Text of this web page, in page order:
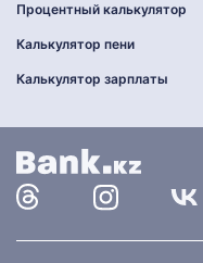
Процентный калькулятор
Калькулятор пени
Калькулятор зарплаты